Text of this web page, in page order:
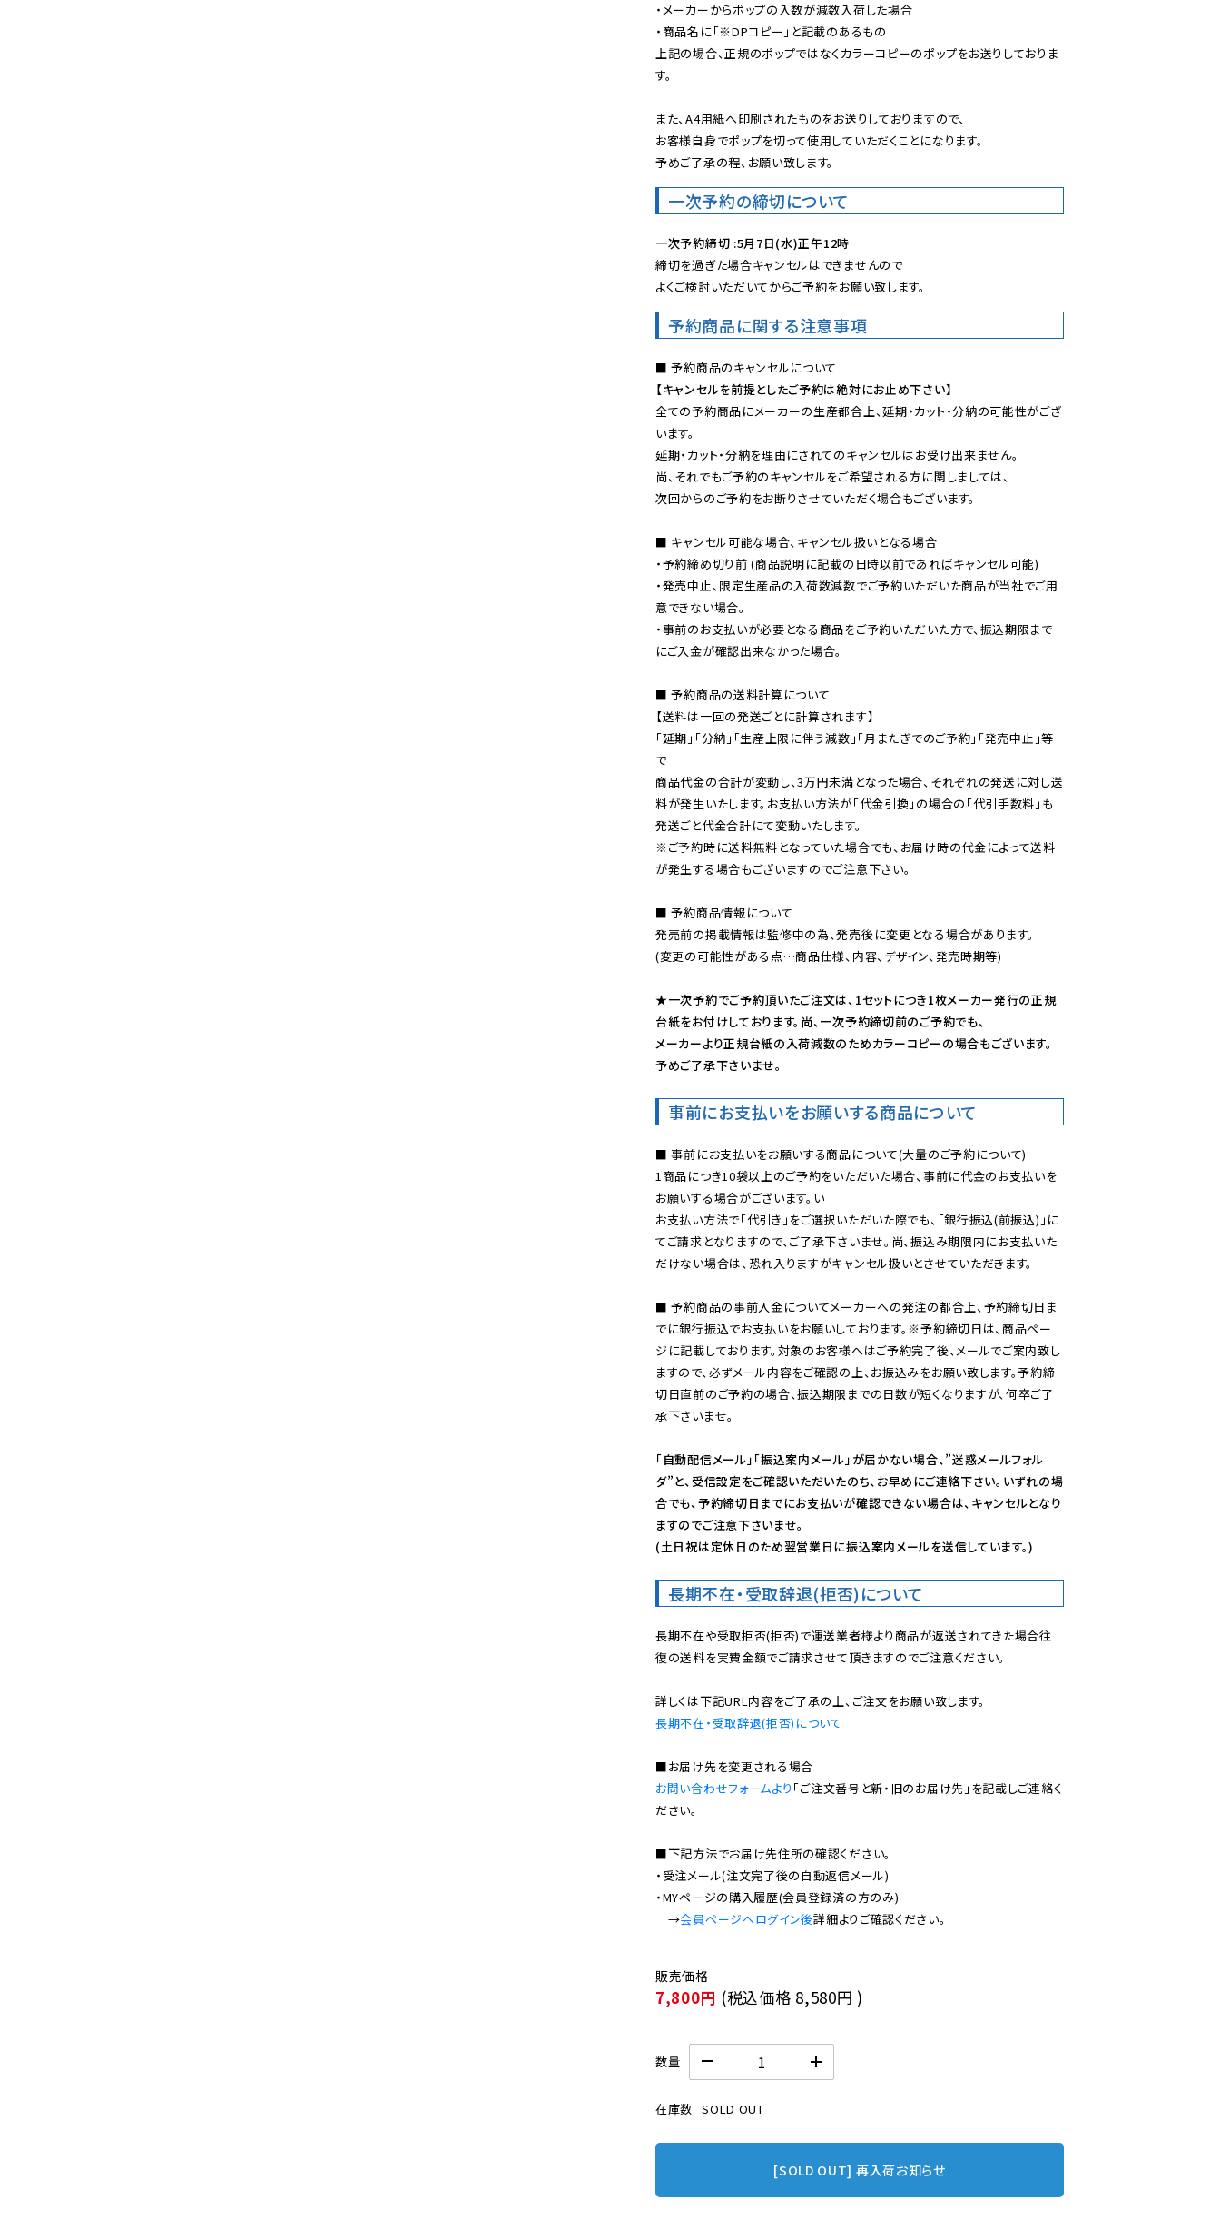
・メーカーからポップの入数が減数入荷した場合
・商品名に「※DPコピー」と記載のあるもの
上記の場合、正規のポップではなくカラーコピーのポップをお送りしておりま
す。
また、A4用紙へ印刷されたものをお送りしておりますので、
お客様自身でポップを切って使用していただくことになります。
予めご了承の程、お願い致します。
一次予約の締切について
一次予約締切 :5月7日(水)正午12時
締切を過ぎた場合キャンセルはできませんので
よくご検討いただいてからご予約をお願い致します。
予約商品に関する注意事項
【キャンセルを前提としたご予約は絶対にお止め下さい】
全ての予約商品にメーカーの生産都合上、延期・カット・分納の可能性がござ
います。
延期・カット・分納を理由にされてのキャンセルはお受け出来ません。
尚、それでもご予約のキャンセルをご希望される方に関しましては、
次回からのご予約をお断りさせていただく場合もございます。
■ キャンセル可能な場合、キャンセル扱いとなる場合
・予約締め切り前 (商品説明に記載の日時以前であればキャンセル可能)
・発売中止、限定生産品の入荷数減数でご予約いただいた商品が当社でご用
意できない場合。
・事前のお支払いが必要となる商品をご予約いただいた方で、振込期限まで
にご入金が確認出来なかった場合。
■ 予約商品の送料計算について
【送料は一回の発送ごとに計算されます】
「延期」「分納」「生産上限に伴う減数」「月またぎでのご予約」「発売中止」等
で
商品代金の合計が変動し、3万円未満となった場合、それぞれの発送に対し送
料が発生いたします。お支払い方法が「代金引換」の場合の「代引手数料」も
※ご予約時に送料無料となっていた場合でも、お届け時の代金によって送料
が発生する場合もございますのでご注意下さい。
■ 予約商品情報について
発売前の掲載情報は監修中の為、発売後に変更となる場合があります。
(変更の可能性がある点…商品仕様、内容、デザイン、発売時期等)
★一次予約でご予約頂いたご注文は、1セットにつき1枚メーカー発行の正規
台紙をお付けしております。尚、一次予約締切前のご予約でも、
メーカーより正規台紙の入荷減数のためカラーコピーの場合もございます。
予めご了承下さいませ。
事前にお支払いをお願いする商品について
■ 事前にお支払いをお願いする商品について(大量のご予約について)
1商品につき10袋以上のご予約をいただいた場合、事前に代金のお支払いを
お願いする場合がございます。い
お支払い方法で「代引き」をご選択いただいた際でも、「銀行振込(前振込)」に
てご請求となりますので、ご了承下さいませ。尚、振込み期限内にお支払いた
だけない場合は、恐れ入りますがキャンセル扱いとさせていただきます。
■ 予約商品の事前入金についてメーカーへの発注の都合上、予約締切日ま
でに銀行振込でお支払いをお願いしております。※予約締切日は、商品ペー
ジに記載しております。対象のお客様へはご予約完了後、メールでご案内致し
ますので、必ずメール内容をご確認の上、お振込みをお願い致します。予約締
切日直前のご予約の場合、振込期限までの日数が短くなりますが、何卒ご了
承下さいませ。
「自動配信メール」「振込案内メール」が届かない場合、”迷惑メールフォル
ダ”と、受信設定をご確認いただいたのち、お早めにご連絡下さい。いずれの場
合でも、予約締切日までにお支払いが確認できない場合は、キャンセルとなり
ますのでご注意下さいませ。
(土日祝は定休日のため翌営業日に振込案内メールを送信しています。)
長期不在・受取辞退(拒否)について
長期不在や受取拒否(拒否)で運送業者様より商品が返送されてきた場合往
復の送料を実費金額でご請求させて頂きますのでご注意ください。
長期不在・受取辞退(拒否)について
お問い合わせフォームより 「ご注文番号と新・旧のお届け先」を記載しご連絡く
ださい。
■下記方法でお届け先住所の確認ください。
・受注メール(注文完了後の自動返信メール)
・MYページの購入履歴(会員登録済の方のみ)
→会員ページへログイン後
7,800円 (税込価格 8,580円 )
数量
在庫数 SOLD OUT
[SOLD OUT] 再入荷お知らせ